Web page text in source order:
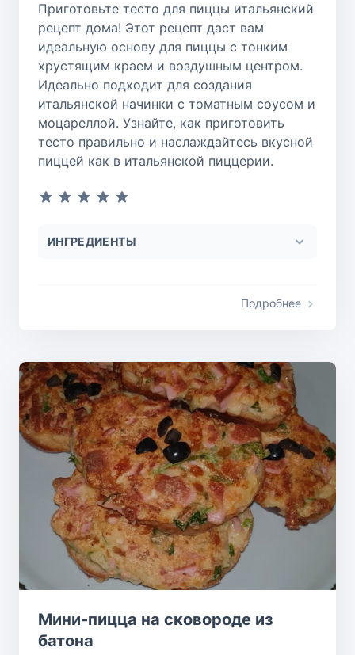
Приготовьте тесто для пиццы итальянский
рецепт дома! Этот рецепт даст вам
идеальную основу для пиццы с тонким
хрустящим краем и воздушным центром.
Идеально подходит для создания
итальянской начинки с томатным соусом и
моцареллой. Узнайте, как приготовить
тесто правильно и наслаждайтесь вкусной
пиццей как в итальянской пиццерии.
ИНГРЕДИЕНТЫ
Подробнее
Мини-пицца на сковороде из
батона